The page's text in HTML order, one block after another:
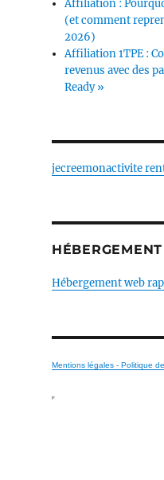
Affiliation :
(et comment
2026)
Affiliation 1TPE :
revenus avec des
Ready »
jecreemonactivite
Hébergement web
Mentions légales - Politique